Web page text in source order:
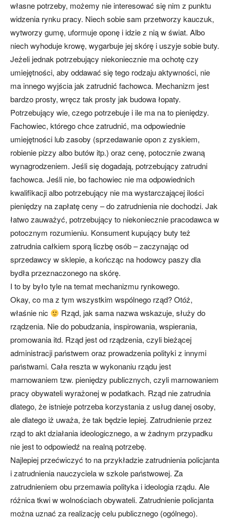
własne potrzeby, możemy nie interesować się nim z punktu
widzenia rynku pracy. Niech sobie sam przetworzy kauczuk,
wytworzy gumę, uformuje oponę i idzie z nią w świat. Albo
niech wyhoduje krowę, wygarbuje jej skórę i uszyje sobie buty.
Jeżeli jednak potrzebujący niekoniecznie ma ochotę czy
umiejętności, aby oddawać się tego rodzaju aktywności, nie
ma innego wyjścia jak zatrudnić fachowca. Mechanizm jest
bardzo prosty, wręcz tak prosty jak budowa łopaty.
Potrzebujący wie, czego potrzebuje i ile ma na to pieniędzy.
Fachowiec, którego chce zatrudnić, ma odpowiednie
umiejętności lub zasoby (sprzedawanie opon z zyskiem,
robienie pizzy albo butów itp.) oraz cenę, potocznie zwaną
wynagrodzeniem. Jeśli się dogadają, potrzebujący zatrudni
fachowca. Jeśli nie, bo fachowiec nie ma odpowiednich
kwalifikacji albo potrzebujący nie ma wystarczającej ilości
pieniędzy na zapłatę ceny – do zatrudnienia nie dochodzi. Jak
łatwo zauważyć, potrzebujący to niekoniecznie pracodawca w
potocznym rozumieniu. Konsument kupujący buty też
zatrudnia całkiem sporą liczbę osób – zaczynając od
sprzedawcy w sklepie, a kończąc na hodowcy paszy dla
bydła przeznaczonego na skórę.
I to by było tyle na temat mechanizmu rynkowego.
Okay, co ma z tym wszystkim wspólnego rząd? Otóż,
właśnie nic
Rząd, jak sama nazwa wskazuje, służy do
rządzenia. Nie do pobudzania, inspirowania, wspierania,
promowania itd. Rząd jest od rządzenia, czyli bieżącej
administracji państwem oraz prowadzenia polityki z innymi
państwami. Cała reszta w wykonaniu rządu jest
marnowaniem tzw. pieniędzy publicznych, czyli marnowaniem
pracy obywateli wyrażonej w podatkach. Rząd nie zatrudnia
dlatego, że istnieje potrzeba korzystania z usług danej osoby,
ale dlatego iż uważa, że tak będzie lepiej. Zatrudnienie przez
rząd to akt działania ideologicznego, a w żadnym przypadku
nie jest to odpowiedź na realną potrzebę.
Najlepiej przećwiczyć to na przykładzie zatrudnienia policjanta
i zatrudnienia nauczyciela w szkole państwowej. Za
zatrudnieniem obu przemawia polityka i ideologia rządu. Ale
różnica tkwi w wolnościach obywateli. Zatrudnienie policjanta
można uznać za realizację celu publicznego (ogólnego).